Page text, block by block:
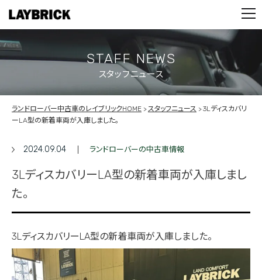
PARTS
CONTACT
PRIVACY POLICY
STAFF NEWS
スタッフニュース
ランドローバー中古車のレイブリックHOME スタッフニュース
3Lディスカバリ
ーLA型の新着車両が入庫しました。
2024.09.04 ランドローバーの中古車情報
3LディスカバリーLA型の新着車両が入庫しまし
た。
3LディスカバリーLA型の新着車両が入庫しました。